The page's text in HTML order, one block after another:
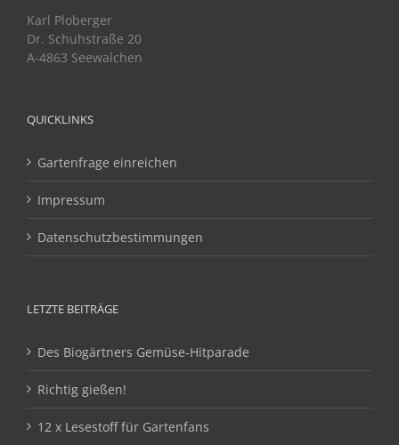
Karl Ploberger
Dr. Schuhstraße 20
A-4863 Seewalchen
QUICKLINKS
Gartenfrage einreichen
Impressum
Datenschutzbestimmungen
LETZTE BEITRÄGE
Des Biogärtners Gemüse-Hitparade
Richtig gießen!
12 x Lesestoff für Gartenfans